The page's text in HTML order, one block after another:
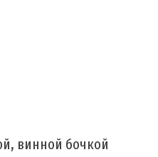
винной бочкой